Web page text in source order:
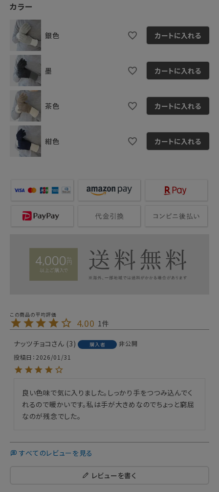
カラー
銀色 カートに入れる
墨 カートに入れる
茶色 カートに入れる
紺色 カートに入れる
4.00 1
ナッツチョコ 3 購入者
非公開
投稿日
2026/01/31
良い色味で気に入りました。しっかり手をつつみ込んでく
れるので暖かいです。私は手が大きめなのでちょっと窮屈
なのが残念でした。
すべてのレビューを見る
レビューを書く